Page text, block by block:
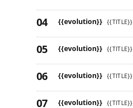
{{evolution}} {{TITLE}}
{{evolution}} {{TITLE}}
{{evolution}} {{TITLE}}
{{evolution}} {{TITLE}}